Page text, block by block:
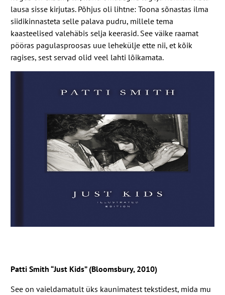
lausa sisse kirjutas. Põhjus oli lihtne: Toona sõnastas ilma
siidikinnasteta selle palava pudru, millele tema
kaasteelised valehäbis selja keerasid. See väike raamat
pööras pagulasproosas uue lehekülje ette nii, et kõik
ragises, sest servad olid veel lahti lõikamata.
Patti Smith “Just Kids” (Bloomsbury, 2010)
See on vaieldamatult üks kaunimatest tekstidest, mida mu